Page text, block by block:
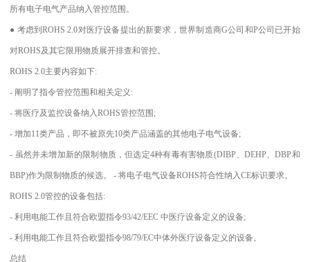
所有电子电气产品纳入管控范围。
● 考虑到ROHS 2.0对医疗设备提出的新要求，世界制造商G公司和P公司已开始
对ROHS及其它限用物质展开排查和管控。
ROHS 2.0主要内容如下:
- 阐明了指令管控范围和相关定义:
- 将医疗及监控设备纳入ROHS管控范围;
- 增加11类产品，即不被原先10类产品涵盖的其他电子电气设备;
- 虽然并未增加新的限制物质，但选定4种有毒有害物质(DIBP、DEHP、DBP和
BBP)作为限制物质的候选。 - 将电子电气设备ROHS符合性纳入CE标识要求。
ROHS 2.0管控的设备包括:
- 利用电能工作且符合欧盟指令93/42/EEC 中医疗设备定义的设备;
- 利用电能工作且符合欧盟指令98/79/EC中体外医疗设备定义的设备。
总结